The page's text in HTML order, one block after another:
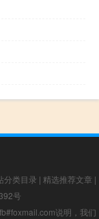
分类目录 | 精选推荐文章 |
号
说明，我们